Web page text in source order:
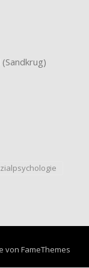
von FameThemes